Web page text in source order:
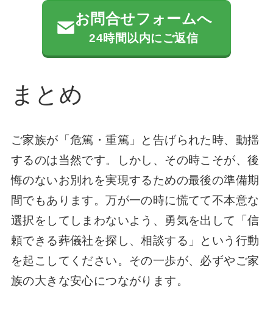
お問合せフォームへ
24時間以内にご返信
まとめ
ご家族が「危篤・重篤」と告げられた時、動揺
するのは当然です。しかし、その時こそが、後
悔のないお別れを実現するための最後の準備期
間でもあります。万が一の時に慌てて不本意な
選択をしてしまわないよう、勇気を出して「信
頼できる葬儀社を探し、相談する」という行動
を起こしてください。その一歩が、必ずやご家
族の大きな安心につながります。